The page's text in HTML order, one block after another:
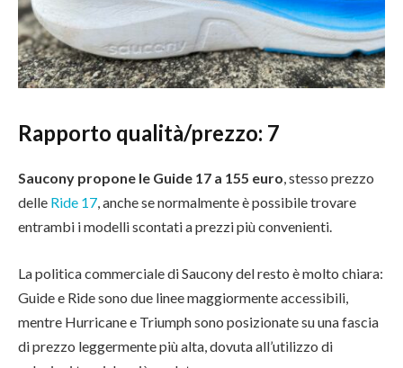
Rapporto qualità/prezzo: 7
Saucony propone le Guide 17 a 155 euro, stesso prezzo
delle Ride 17, anche se normalmente è possibile trovare
entrambi i modelli scontati a prezzi più convenienti.
La politica commerciale di Saucony del resto è molto chiara:
Guide e Ride sono due linee maggiormente accessibili,
mentre Hurricane e Triumph sono posizionate su una fascia
di prezzo leggermente più alta, dovuta all’utilizzo di